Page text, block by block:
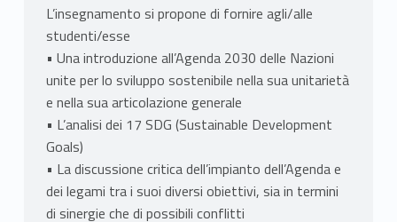
L’insegnamento si propone di fornire agli/alle
studenti/esse
• Una introduzione all’Agenda 2030 delle Nazioni
unite per lo sviluppo sostenibile nella sua unitarietà
e nella sua articolazione generale
• L’analisi dei 17 SDG (Sustainable Development
Goals)
• La discussione critica dell’impianto dell’Agenda e
dei legami tra i suoi diversi obiettivi, sia in termini
di sinergie che di possibili conflitti